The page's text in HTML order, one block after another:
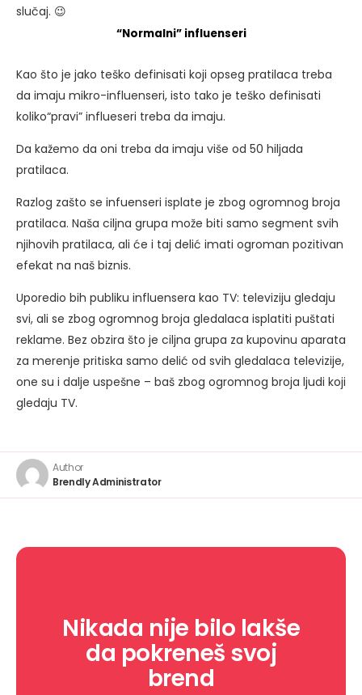
slučaj. 😉
“Normalni” influenseri
Kao što je jako teško definisati koji opseg pratilaca treba
da imaju mikro-influenseri, isto tako je teško definisati
koliko“pravi” influeseri treba da imaju.
Da kažemo da oni treba da imaju više od 50 hiljada
pratilaca.
Razlog zašto se infuenseri isplate je zbog ogromnog broja
pratilaca. Naša ciljna grupa može biti samo segment svih
njihovih pratilaca, ali će i taj delić imati ogroman pozitivan
efekat na naš biznis.
Uporedio bih publiku influensera kao TV: televiziju gledaju
svi, ali se zbog ogromnog broja gledalaca isplatiti puštati
reklame. Bez obzira što je ciljna grupa za kupovinu aparata
za merenje pritiska samo delić od svih gledalaca televizije,
one su i dalje uspešne – baš zbog ogromnog broja ljudi koji
gledaju TV.
Author
Brendly Administrator
Nikada nije bilo lakše
da pokreneš svoj
brend